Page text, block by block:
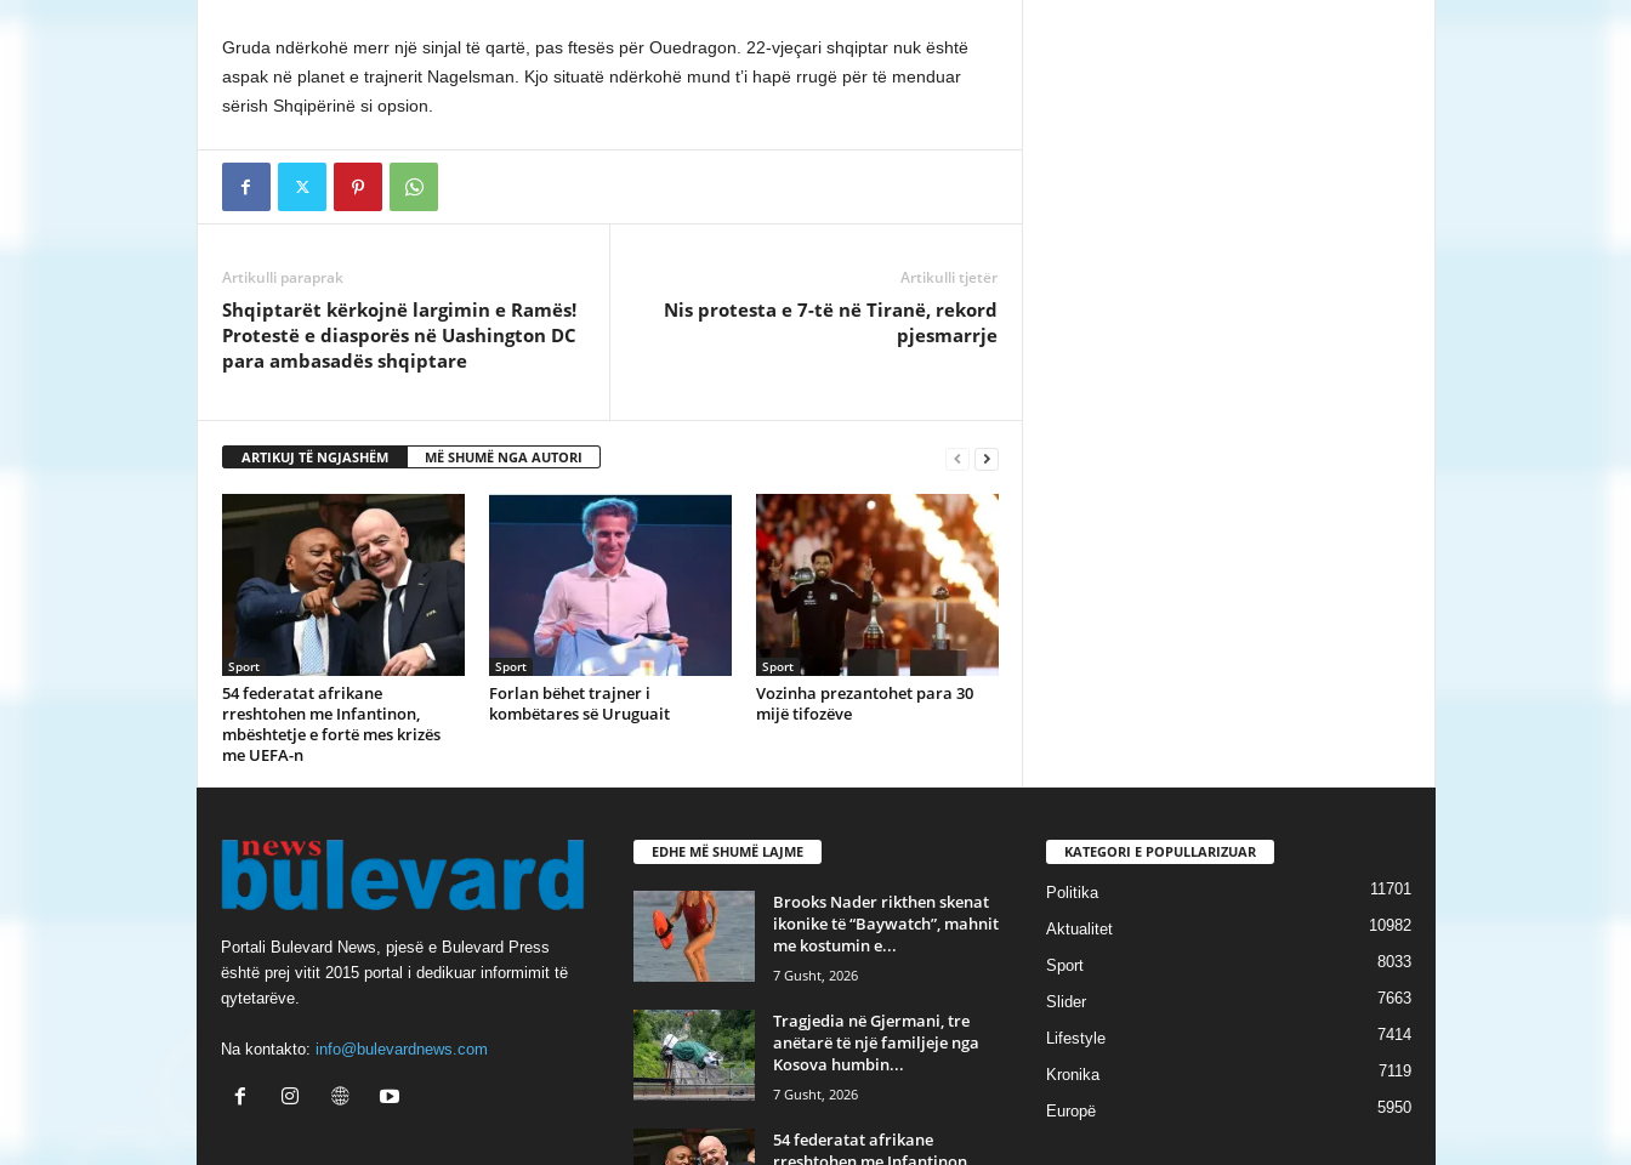
Gruda ndërkohë merr një sinjal të qartë, pas ftesës për Ouedragon. 22-vjeçari shqiptar nuk është
aspak në planet e trajnerit Nagelsman. Kjo situatë ndërkohë mund t’i hapë rrugë për të menduar
sërish Shqipërinë si opsion.
Artikulli paraprak
Shqiptarët kërkojnë largimin e Ramës!
Protestë e diasporës në Uashington DC
para ambasadës shqiptare
Artikulli tjetër
Nis protesta e 7-të në Tiranë, rekord
pjesmarrje
ARTIKUJ TË NGJASHËM MË SHUMË NGA AUTORI
Sport
54 federatat afrikane
rreshtohen me Infantinon,
mbështetje e fortë mes krizës
me UEFA-n
Sport
Forlan bëhet trajner i
kombëtares së Uruguait
Sport
Vozinha prezantohet para 30
mijë tifozëve
Portali Bulevard News, pjesë e Bulevard Press
është prej vitit 2015 portal i dedikuar informimit të
qytetarëve.
Na kontakto: info@bulevardnews.com
EDHE MË SHUMË LAJME
Brooks Nader rikthen skenat
ikonike të “Baywatch”, mahnit
me kostumin e...
7 Gusht, 2026
Tragjedia në Gjermani, tre
anëtarë të një familjeje nga
Kosova humbin...
7 Gusht, 2026
54 federatat afrikane
KATEGORI E POPULLARIZUAR
Politika 11701
Aktualitet 10982
Sport 8033
Slider 7663
Lifestyle 7414
Kronika 7119
Europë 5950